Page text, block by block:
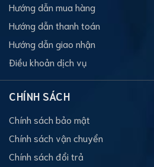
Hướng dẫn mua hàng
Hướng dẫn thanh toán
Hướng dẫn giao nhận
Điều khoản dịch vụ
CHÍNH SÁCH
Chính sách bảo mật
Chính sách vận chuyển
Chính sách đổi trả